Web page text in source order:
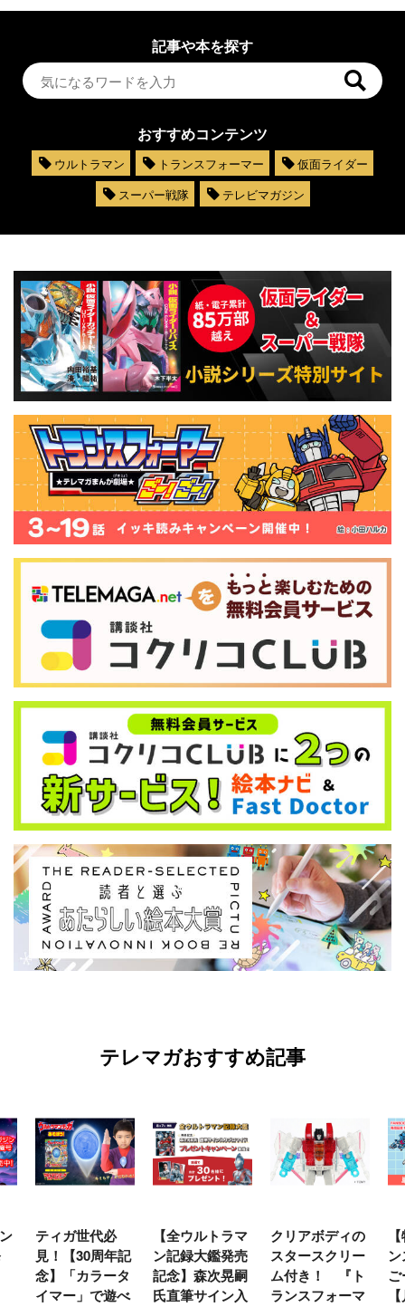
記事や本を探す
おすすめコンテンツ
ウルトラマン トランスフォーマー
仮面ライダー
スーパー戦隊
テレビマガジン
テレマガおすすめ記事
ティガ世代必
見！【30周年記
念】「カラータ
イマー」で遊べ
【全ウルトラマ
ン記録大鑑発売
記念】森次晃嗣
氏直筆サイン入
クリアボディの
スタースクリー
ム付き！ 『ト
ランスフォーマ